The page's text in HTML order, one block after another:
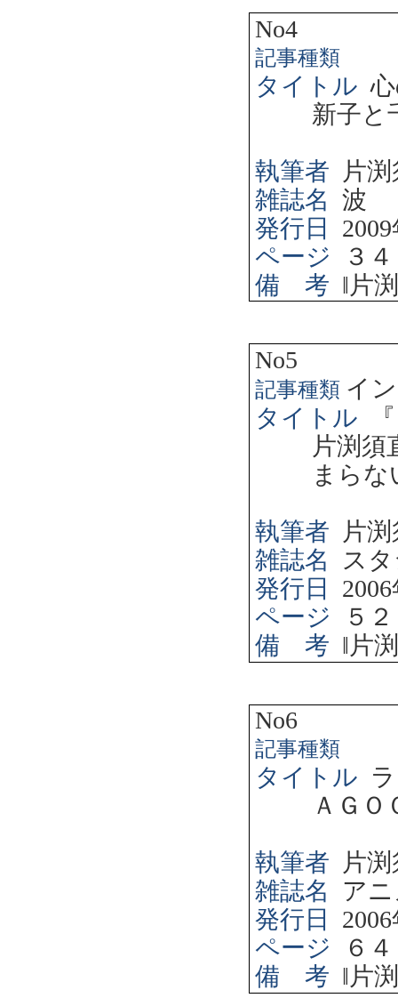
No4
記事種類
タイトル
新子と
執筆者
片
雑誌名 波
発行日
2009
ページ
３
備 考 ‖ 片
No5
記事種類 イ
タイトル
片渕
まら
執筆者
片
雑誌名
ス
発行日
2006
ページ
５
備 考 ‖ 片
No6
記事種類
タイトル
ＡＧ
執筆者
片
雑誌名
ア
発行日
2006
ページ
６
備 考 ‖片